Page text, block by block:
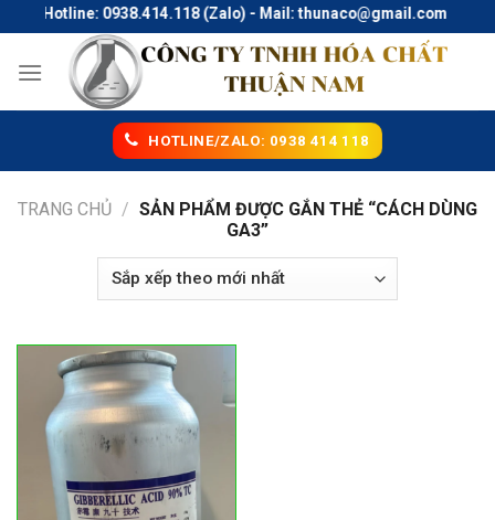
to
content
Hotline: 0938.414.118 (Zalo) - Mail: thunaco@gmail.com
HOTLINE/ZALO: 0938 414 118
TRANG CHỦ / SẢN PHẨM ĐƯỢC GẮN THẺ “CÁCH DÙNG
GA3”